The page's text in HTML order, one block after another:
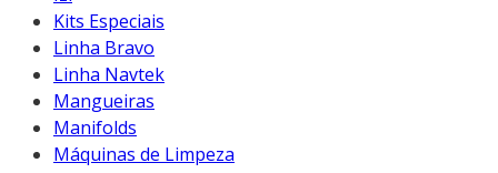
Kits Especiais
Linha Bravo
Linha Navtek
Mangueiras
Manifolds
Máquinas de Limpeza